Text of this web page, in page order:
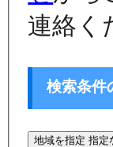
連絡く
検索条件
地域を指定 指定